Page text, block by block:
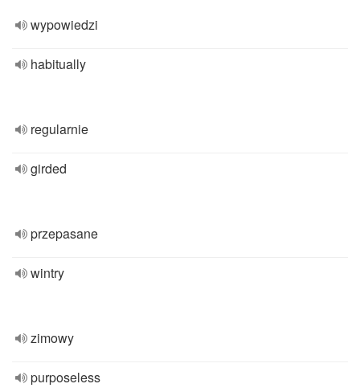
wypowiedzi
habitually
regularnie
girded
przepasane
wintry
zimowy
purposeless